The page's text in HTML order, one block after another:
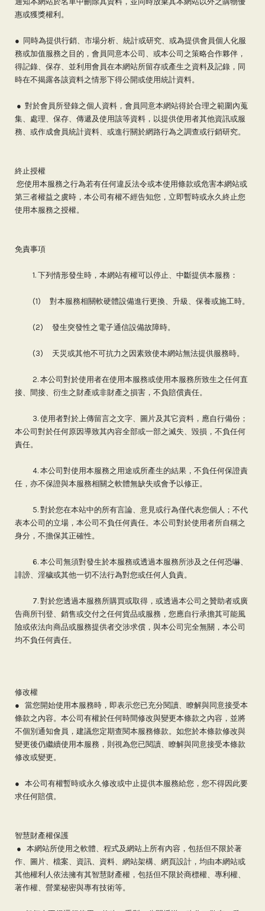
惠或獲獎權利。
● 同時為提供行銷、市場分析、統計或研究、或為提供會員個人化服
務或加值服務之目的，會員同意本公司、或本公司之策略合作夥伴，
得記錄、保存、並利用會員在本網站所留存或產生之資料及記錄，同
時在不揭露各該資料之情形下得公開或使用統計資料。
● 對於會員所登錄之個人資料，會員同意本網站得於合理之範圍內蒐
集、處理、保存、傳遞及使用該等資料，以提供使用者其他資訊或服
務、或作成會員統計資料、或進行關於網路行為之調查或行銷研究。
終止授權
您使用本服務之行為若有任何違反法令或本使用條款或危害本網站或
第三者權益之虞時，本公司有權不經告知您，立即暫時或永久終止您
使用本服務之授權。
免責事項
1. 下列情形發生時，本網站有權可以停止、中斷提供本服務：
(1) 對本服務相關軟硬體設備進行更換、升級、保養或施工時。
(2) 發生突發性之電子通信設備故障時。
(3) 天災或其他不可抗力之因素致使本網站無法提供服務時。
2. 本公司對於使用者在使用本服務或使用本服務所致生之任何直
接、間接、衍生之財產或非財產之損害，不負賠償責任。
3. 使用者對於上傳留言之文字、圖片及其它資料，應自行備份；
本公司對於任何原因導致其內容全部或一部之滅失、毀損，不負任何
責任。
4. 本公司對使用本服務之用途或所產生的結果，不負任何保證責
任，亦不保證與本服務相關之軟體無缺失或會予以修正。
5. 對於您在本站中的所有言論、意見或行為僅代表您個人；不代
表本公司的立場，本公司不負任何責任。本公司對於使用者所自稱之
身分，不擔保其正確性。
6. 本公司無須對發生於本服務或透過本服務所涉及之任何恐嚇、
誹謗、淫穢或其他一切不法行為對您或任何人負責。
7. 對於您透過本服務所購買或取得，或透過本公司之贊助者或廣
告商所刊登、銷售或交付之任何貨品或服務，您應自行承擔其可能風
險或依法向商品或服務提供者交涉求償，與本公司完全無關，本公司
均不負任何責任。
修改權
● 當您開始使用本服務時，即表示您已充分閱讀、瞭解與同意接受本
條款之內容。本公司有權於任何時間修改與變更本條款之內容，並將
不個別通知會員，建議您定期查閱本服務條款。如您於本條款修改與
變更後仍繼續使用本服務，則視為您已閱讀、瞭解與同意接受本條款
修改或變更。
● 本公司有權暫時或永久修改或中止提供本服務給您，您不得因此要
求任何賠償。
智慧財產權保護
● 本網站所使用之軟體、程式及網站上所有內容，包括但不限於著
作、圖片、檔案、資訊、資料、網站架構、網頁設計，均由本網站或
其他權利人依法擁有其智慧財產權，包括但不限於商標權、專利權、
著作權、營業秘密與專有技術等。